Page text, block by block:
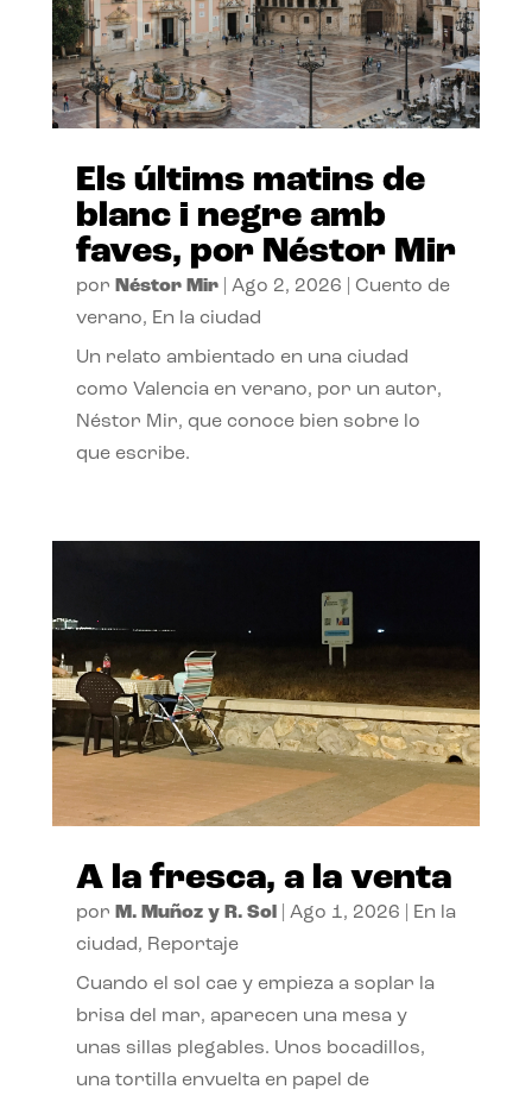
Els últims matins de
blanc i negre amb
faves, por Néstor Mir
por Néstor Mir| Ago 2, 2026
Cuento de
verano, En la ciudad
Un relato ambientado en una ciudad
como Valencia en verano, por un autor,
Néstor Mir, que conoce bien sobre lo
que escribe.
A la fresca, a la venta
por M. Muñoz y R. Sol| Ago 1, 2026
En la
ciudad, Reportaje
Cuando el sol cae y empieza a soplar la
brisa del mar, aparecen una mesa y
unas sillas plegables. Unos bocadillos,
una tortilla envuelta en papel de